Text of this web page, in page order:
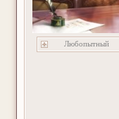
Любопытный